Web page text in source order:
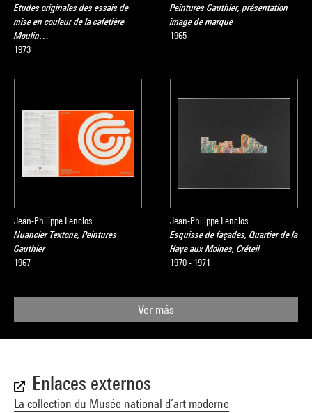
Etudes originales des essais de
mise en couleur de la cafetière
Moulin…
1973
Peintures Gauthier, présentation
image de marque
1965
Jean-Philippe Lenclos
Nuancier Textone, Peintures
Gauthier
1967
Jean-Philippe Lenclos
Esquisse de façades, Quartier de la
Haye aux Moines, Créteil
1970 - 1971
Ver más
Enlaces externos
La collection du Musée national d’art moderne